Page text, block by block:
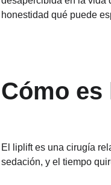
honestidad qué puede
Cómo
El liplift es una cirugía
sedación, y el tiempo